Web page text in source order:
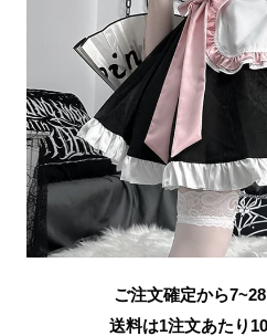
ご注文確定から
送料は1注文あたり